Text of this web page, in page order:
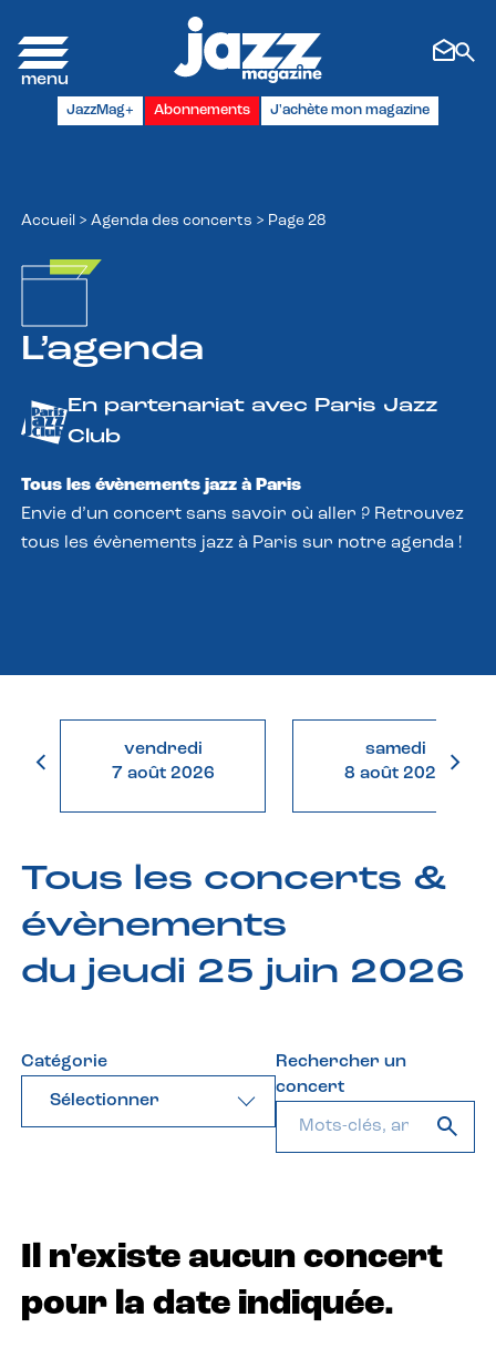
JazzMag+ Abonnements J'achète mon magazine
Accueil > Agenda des concerts > Page 28
L’agenda
En partenariat avec Paris Jazz
Club
Tous les évènements jazz à Paris
Envie d’un concert sans savoir où aller ? Retrouvez
tous les évènements jazz à Paris sur notre agenda !
vendredi
7 août 2026
samedi
8 août 2026
Tous les concerts &
évènements
du jeudi 25 juin 2026
Catégorie
Sélectionner
Rechercher un
concert
Il n'existe aucun concert
pour la date indiquée.